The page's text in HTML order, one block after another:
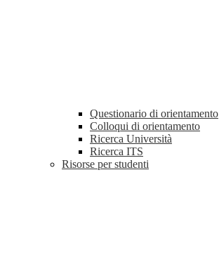
Questionario di orientamento
Colloqui di orientamento
Ricerca Università
Ricerca ITS
Risorse per studenti